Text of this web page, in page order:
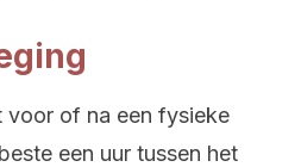
voor of na een fysieke
een uur tussen het